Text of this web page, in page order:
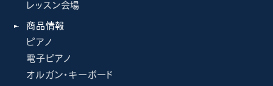
レッスン会場
商品情報
ピアノ
電子ピアノ
オルガン・キーボード